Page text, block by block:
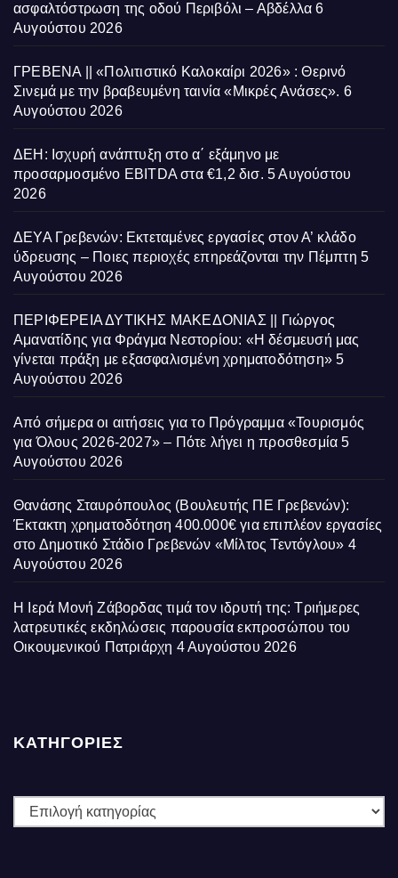
ασφαλτόστρωση της οδού Περιβόλι – Αβδέλλα 6
Αυγούστου 2026
ΓΡΕΒΕΝΑ || «Πολιτιστικό Καλοκαίρι 2026» : Θερινό
Σινεμά με την βραβευμένη ταινία «Μικρές Ανάσες». 6
Αυγούστου 2026
ΔΕΗ: Ισχυρή ανάπτυξη στο α΄ εξάμηνο με
προσαρμοσμένο EBITDA στα €1,2 δισ. 5 Αυγούστου
2026
ΔΕΥΑ Γρεβενών: Εκτεταμένες εργασίες στον Α’ κλάδο
ύδρευσης – Ποιες περιοχές επηρεάζονται την Πέμπτη 5
Αυγούστου 2026
ΠΕΡΙΦΕΡΕΙΑ ΔΥΤΙΚΗΣ ΜΑΚΕΔΟΝΙΑΣ || Γιώργος
Αμανατίδης για Φράγμα Νεστορίου: «Η δέσμευσή μας
γίνεται πράξη με εξασφαλισμένη χρηματοδότηση» 5
Αυγούστου 2026
Από σήμερα οι αιτήσεις για το Πρόγραμμα «Τουρισμός
για Όλους 2026-2027» – Πότε λήγει η προσθεσμία 5
Αυγούστου 2026
Θανάσης Σταυρόπουλος (Βουλευτής ΠΕ Γρεβενών):
Έκτακτη χρηματοδότηση 400.000€ για επιπλέον εργασίες
στο Δημοτικό Στάδιο Γρεβενών «Μίλτος Τεντόγλου» 4
Αυγούστου 2026
Η Ιερά Μονή Ζάβορδας τιμά τον ιδρυτή της: Τριήμερες
λατρευτικές εκδηλώσεις παρουσία εκπροσώπου του
Οικουμενικού Πατριάρχη 4 Αυγούστου 2026
ΚΑΤΗΓΟΡΙΕΣ
ΚΑΤΗΓΟΡΙΕΣ